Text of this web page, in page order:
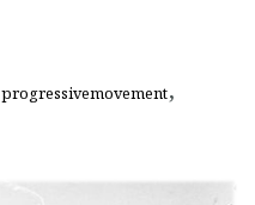
progressivemovement,